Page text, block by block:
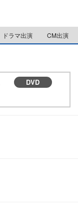
e
ドラマ出演 CM出演
DVD